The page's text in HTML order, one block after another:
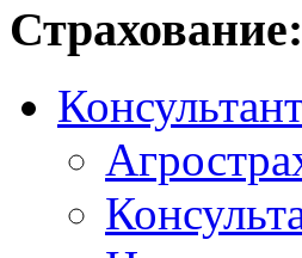
Страхование: